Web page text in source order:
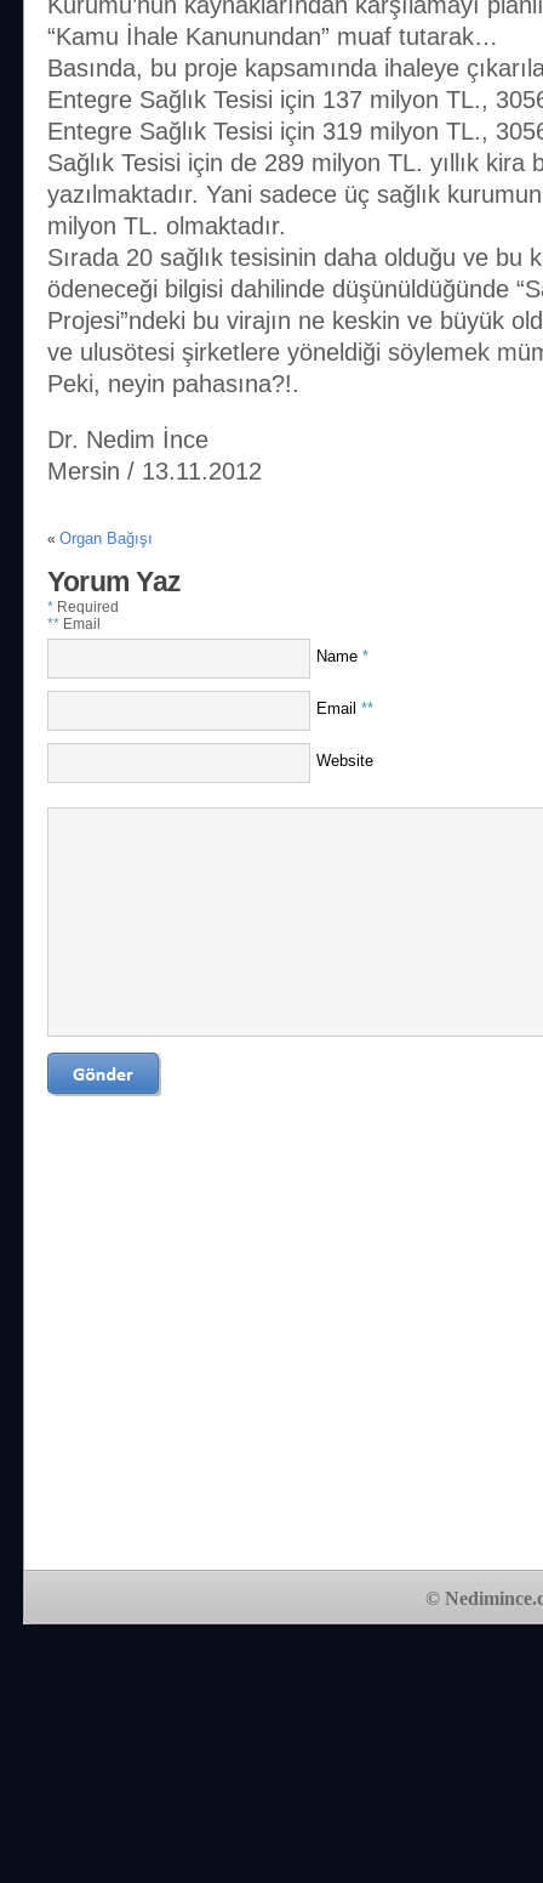
“Kamu İhale Kanunundan” muaf tutarak…
Basında, bu proje kapsamında ihaleye
Entegre Sağlık Tesisi için 137 milyon TL.,
Entegre Sağlık Tesisi için 319 milyon TL.,
Sağlık Tesisi için de 289 milyon TL. yıllık kira
yazılmaktadır. Yani sadece üç sağlık
milyon TL. olmaktadır.
Sırada 20 sağlık tesisinin daha olduğu ve bu
ödeneceği bilgisi dahilinde düşünüldüğünde
Projesi”ndeki bu virajın ne keskin ve büyük
ve ulusötesi şirketlere yöneldiği söylemek
Peki, neyin pahasına?!.
Dr. Nedim İnce
Mersin / 13.11.2012
« Organ Bağışı
Yorum Yaz
* Required
** Email
Name *
Email **
Website
©